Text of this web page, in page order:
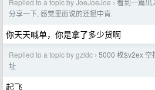
Replied to a topic by JoeJoeJoe › 看到一篇出
分享一下, 感觉里面说的还挺中肯.
你天天喊单，你是拿了多少货啊
Replied to a topic by gzldc › 5000 枚$v2ex 空
址
起飞